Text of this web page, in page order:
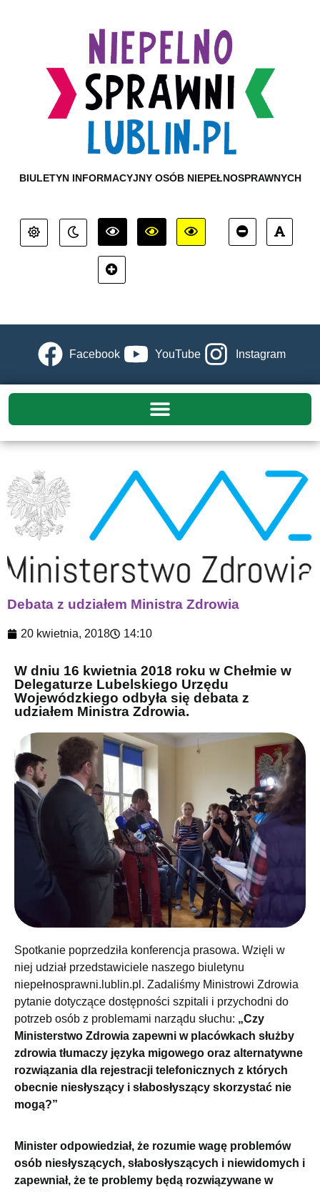
BIULETYN INFORMACYJNY OSÓB NIEPEŁNOSPRAWNYCH
Facebook YouTube Instagram
Debata z udziałem Ministra Zdrowia
20 kwietnia, 2018 14:10
W dniu 16 kwietnia 2018 roku w Chełmie w
Delegaturze Lubelskiego Urzędu
Wojewódzkiego odbyła się debata z
udziałem Ministra Zdrowia.
Spotkanie poprzedziła konferencja prasowa. Wzięli w
niej udział przedstawiciele naszego biuletynu
niepełnosprawni.lublin.pl. Zadaliśmy Ministrowi Zdrowia
pytanie dotyczące dostępności szpitali i przychodni do
potrzeb osób z problemami narządu słuchu: „Czy
Ministerstwo Zdrowia zapewni w placówkach służby
zdrowia tłumaczy języka migowego oraz alternatywne
rozwiązania dla rejestracji telefonicznych z których
obecnie niesłyszący i słabosłyszący skorzystać nie
mogą?”
Minister odpowiedział, że rozumie wagę problemów
osób niesłyszących, słabosłyszących i niewidomych i
zapewniał, że te problemy będą rozwiązywane w